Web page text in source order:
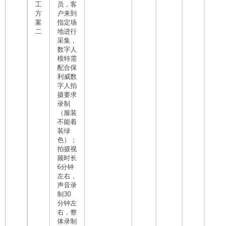
工
方
案
二
员，客
户来到
指定场
地进行
采集，
数字人
模特需
配合保
利威数
字人拍
摄要求
录制
（服装
不能着
装绿
色）；
拍摄视
频时长
6分钟
左右，
声音录
制30
分钟左
右，整
体录制